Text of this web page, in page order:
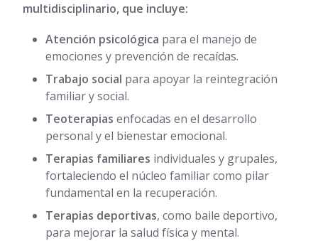
multidisciplinario, que incluye:
Atención psicológica para el manejo de
emociones y prevención de recaídas.
Trabajo social para apoyar la reintegración
familiar y social.
Teoterapias enfocadas en el desarrollo
personal y el bienestar emocional.
Terapias familiares individuales y grupales,
fortaleciendo el núcleo familiar como pilar
fundamental en la recuperación.
Terapias deportivas, como baile deportivo,
para mejorar la salud física y mental.